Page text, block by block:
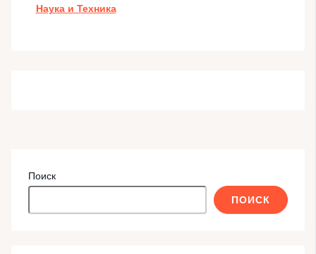
Наука и Техника
Поиск
ПОИСК